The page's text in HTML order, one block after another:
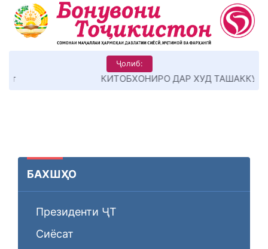
Ҷолиб:
КИТОБХОНИРО ДАР ХУД ТАШАККУЛ ДИҲЕМ
БАХШҲО
Президенти ҶТ
Сиёсат